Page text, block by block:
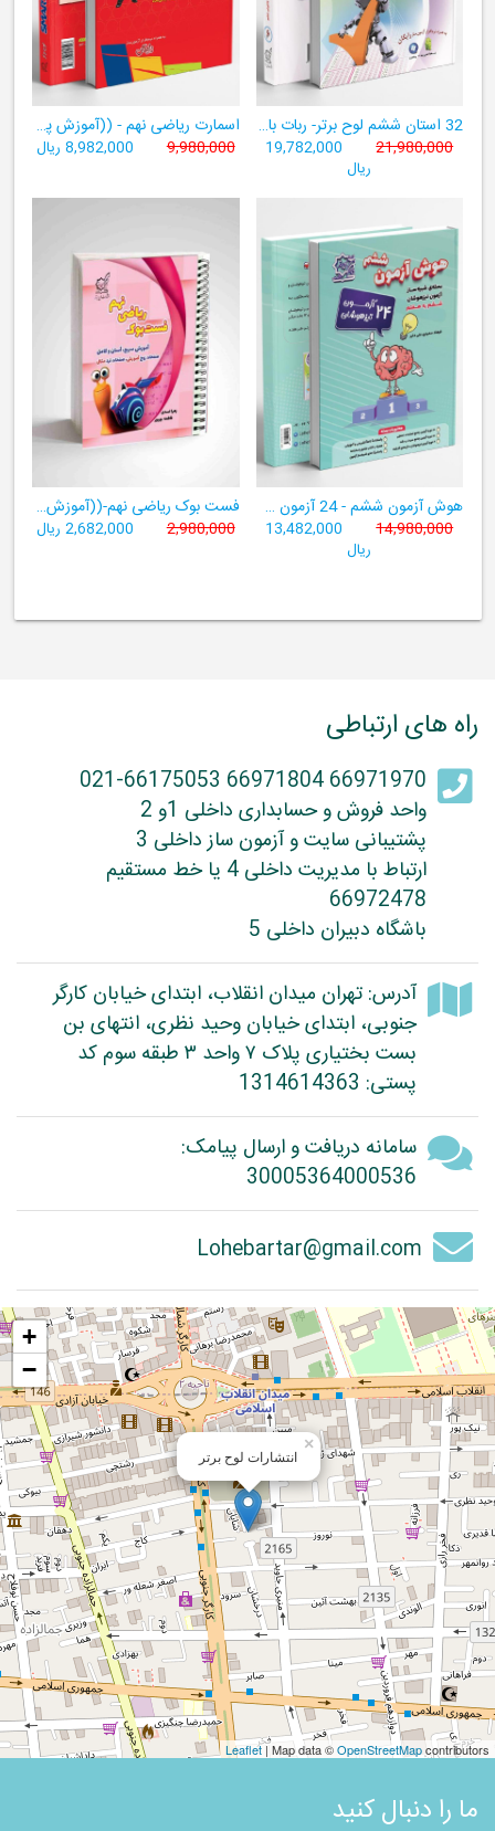
32 استان ششم لوح برتر- ربات باهوش ششم ((به همراه سامانۀ آزمون‌ساز رایگان))
21,980,000
19,782,000
ریال
اسمارت ریاضی نهم - ((آموزش پیشرفتۀ ریاضی تیزهوشان و نمونه‌دولتی نهم+ سامانۀ آزمون‌ساز آنلاین))
9,980,000 8,982,000 ریال
هوش آزمون ششم - 24 آزمون شبیه ساز تیزهوشان
14,980,000
13,482,000
ریال
فست بوک ریاضی نهم-((آموزش سریع، آسان و کامل ریاضی پایۀ نهم))
2,980,000 2,682,000 ریال
راه های ارتباطی
66971970 66971804 021-66175053
واحد فروش و حسابداری داخلی 1و 2
پشتیبانی سایت و آزمون ساز داخلی 3
ارتباط با مدیریت داخلی 4 یا خط مستقیم
66972478
باشگاه دبیران داخلی 5
آدرس: تهران میدان انقلاب، ابتدای خیابان کارگر
جنوبی، ابتدای خیابان وحید نظری، انتهای بن
بست بختیاری پلاک ۷ واحد ۳ طبقه سوم کد
پستی: 1314614363
سامانه دریافت و ارسال پیامک:
30005364000536
Lohebartar@gmail.com
انتشارات لوح برتر
×
+
−
Leaflet| Map data ©OpenStreetMapcontributors
ما را دنبال کنید